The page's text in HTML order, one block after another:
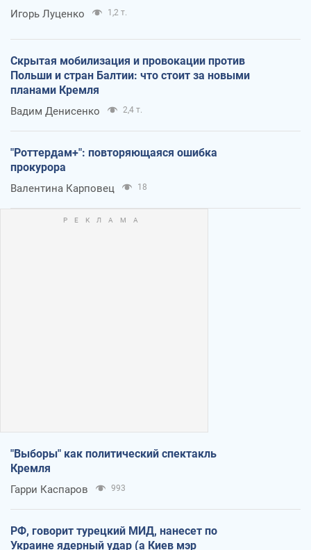
Игорь Луценко 1,2 т.
Скрытая мобилизация и провокации против
Польши и стран Балтии: что стоит за новыми
планами Кремля
Вадим Денисенко 2,4 т.
"Роттердам+": повторяющаяся ошибка
прокурора
Валентина Карповец 18
"Выборы" как политический спектакль
Кремля
Гарри Каспаров 993
РФ, говорит турецкий МИД, нанесет по
Украине ядерный удар (а Киев мэр